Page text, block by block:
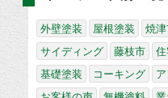
外壁塗装 屋根塗装
焼
サイディング
藤枝市
基礎塗装
コーキング